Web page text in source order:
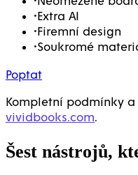
• Extra AI
• Firemní design
•Soukromé
Poptat
Kompletní podmínky
vividbooks.com.
Šest nástrojů,